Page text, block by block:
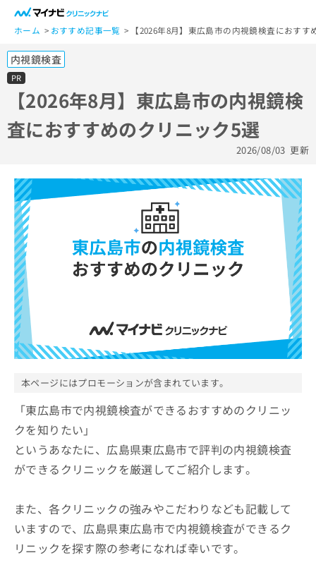
ホーム おすすめ記事一覧 【2026年8月】東広島市の内視鏡検査におすす
内視鏡検査
PR
【2026年8月】東広島市の内視鏡検
査におすすめのクリニック5選
2026/08/03 更新
本ページにはプロモーションが含まれています。
「東広島市で内視鏡検査ができるおすすめのクリニッ
クを知りたい」
というあなたに、広島県東広島市で評判の内視鏡検査
ができるクリニックを厳選してご紹介します。
また、各クリニックの強みやこだわりなども記載して
いますので、広島県東広島市で内視鏡検査ができるク
リニックを探す際の参考になれば幸いです。
一
般
ー
ザ
ー
の
方
は
ら
マ
イ
ナ
ビ
ク
リ
ニ
ッ
ク
ナ
に
す
る
お
問
い
合
せ
こ
ち
医
療
関
係
者
の
方
は
こ
ち
広
告
出
稿
の
い
合
わ
せ
広
代
理
店
は
こ
ち
ら